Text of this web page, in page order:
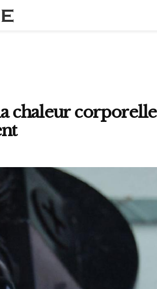
chaleur corporelle